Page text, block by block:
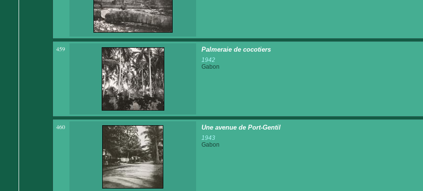
459 Palmeraie de cocotiers
1942
Gabon
460 Une avenue de Port-Gentil
1943
Gabon